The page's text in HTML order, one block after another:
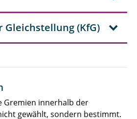
Gleichstellung (KfG)
Gremien innerhalb der
gewählt, sondern bestimmt.